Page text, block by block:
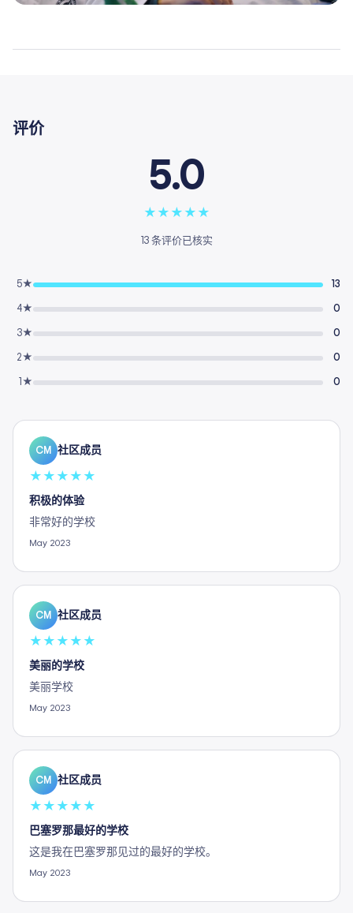
评价
5.0
★ ★ ★ ★ ★
13 条评价已核实
5★ 13
4★ 0
3★ 0
2★ 0
1★ 0
CM 社区成员
★ ★ ★ ★ ★
积极的体验
非常好的学校
May 2023
CM 社区成员
★ ★ ★ ★ ★
美丽的学校
美丽学校
May 2023
CM 社区成员
★ ★ ★ ★ ★
巴塞罗那最好的学校
这是我在巴塞罗那见过的最好的学校。
May 2023